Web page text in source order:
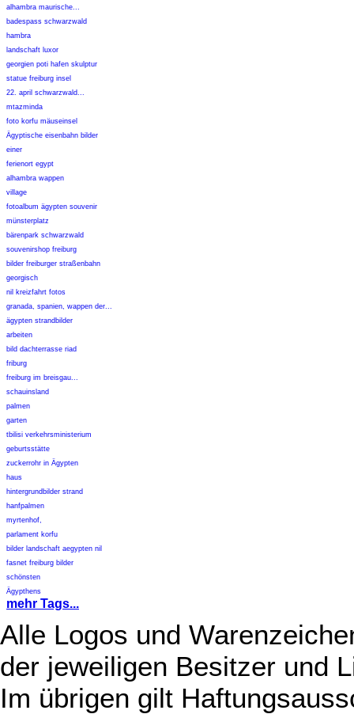
alhambra maurische...
badespass schwarzwald
hambra
landschaft luxor
georgien poti hafen skulptur
statue freiburg insel
22. april schwarzwald...
mtazminda
foto korfu mäuseinsel
Ägyptische eisenbahn bilder
einer
ferienort egypt
alhambra wappen
village
fotoalbum ägypten souvenir
münsterplatz
bärenpark schwarzwald
souvenirshop freiburg
bilder freiburger straßenbahn
georgisch
nil kreizfahrt fotos
granada, spanien, wappen der...
ägypten strandbilder
arbeiten
bild dachterrasse riad
friburg
freiburg im breisgau...
schauinsland
palmen
garten
tbilisi verkehrsministerium
geburtsstätte
zuckerrohr in Ägypten
haus
hintergrundbilder strand
hanfpalmen
myrtenhof,
parlament korfu
bilder landschaft aegypten nil
fasnet freiburg bilder
schönsten
Ägypthens
mehr Tags...
Alle Logos und
der jeweiligen Besitzer und
Im übrigen gilt